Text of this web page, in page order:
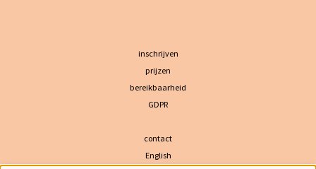
inschrijven
prijzen
bereikbaarheid
GDPR
contact
English